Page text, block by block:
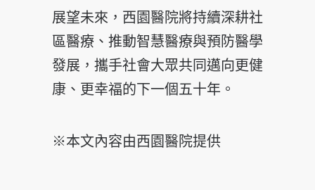
展望未來，西園醫院將持續深耕社
區醫療、推動智慧醫療與預防醫學
發展，攜手社會大眾共同邁向更健
康、更幸福的下一個五十年。
※本文內容由西園醫院提供